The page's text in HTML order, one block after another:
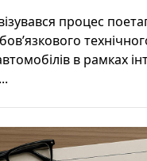
процес
в рамках